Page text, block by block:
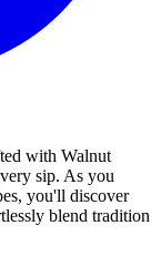
with Walnut
sip. As you
you'll discover
blend tradition